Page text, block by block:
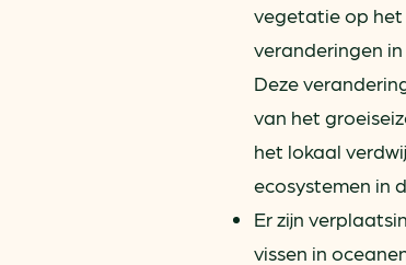
vegetatie op het
veranderingen
Deze
van het
het lokaal
ecosystemen in
Er zijn
vissen in